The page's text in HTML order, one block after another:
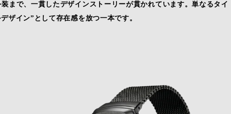
まで、一貫したデザインストーリーが貫かれています。単なるタイ
ザイン”として存在感を放つ一本です。